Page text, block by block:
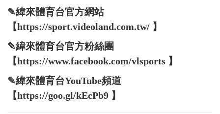
✎緯來體育台官方網站
【https://sport.videoland.com.tw/ 】
✎緯來體育台官方粉絲團
【https://www.facebook.com/vlsports 】
✎緯來體育台YouTube頻道
【https://goo.gl/kEcPb9 】